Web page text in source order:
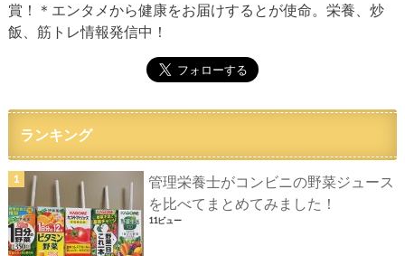
賞！＊エンタメから健康をお届けするとが使命。栄養、炒
飯、筋トレ情報発信中！
ランキング
管理栄養士がコンビニの野菜ジュース
を比べてまとめてみました！
11ビュー